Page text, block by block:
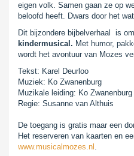
eigen volk. Samen gaan ze op
beloofd heeft. Dwars door het
Dit bijzondere bijbelverhaal is
kindermusical. Met humor,
wordt het avontuur van Mozes
Tekst: Karel Deurloo
Muziek: Ko Zwanenburg
Muzikale leiding: Ko Zwanenburg
Regie: Susanne van Althuis
De toegang is gratis maar een
Het reserveren van kaarten en
www.musicalmozes.nl .